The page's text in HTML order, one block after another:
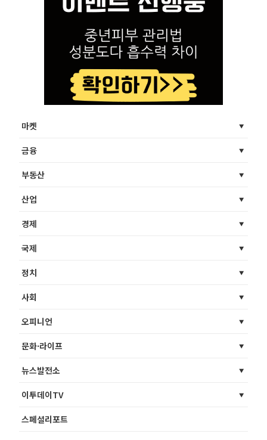
마켓
금융
부동산
산업
경제
국제
정치
사회
오피니언
문화·라이프
뉴스발전소
이투데이TV
스페셜리포트